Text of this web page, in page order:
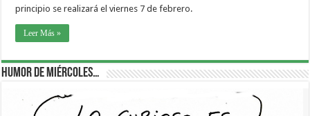
principio se realizará el viernes 7 de febrero.
Leer Más »
Humor de Miércoles…